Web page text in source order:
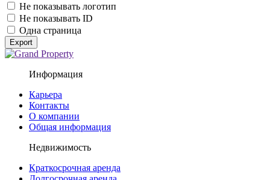
Не показывать логотип
Не показывать ID
Одна страница
Export
Информация
Карьера
Контакты
О компании
Общая информация
Недвижимость
Краткосрочная аренда